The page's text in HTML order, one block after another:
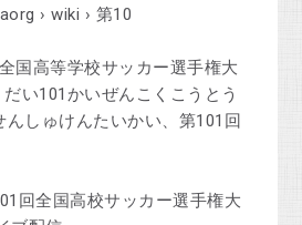
› wiki › 第10
国高等学校サッカー選手権大
い101かいぜんこくこうとう
しゅけんたいかい、第101回
回全国高校サッカー選手権大